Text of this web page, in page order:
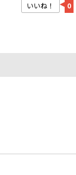
いいね！ 0